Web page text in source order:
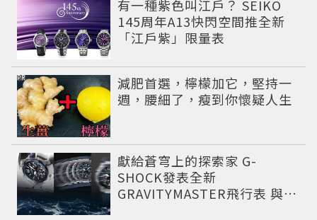
有一種紫色叫江戶？ SEIKO
145周年A13快閃空間推全新
「江戶紫」限量表
減肥首選，檸檬加它，堅持一
週，腰細了，瘦到你懷疑人生
PR
獻給蒼穹上的探索家 G-
SHOCK發表全新
GRAVITYMASTER飛行表 與天